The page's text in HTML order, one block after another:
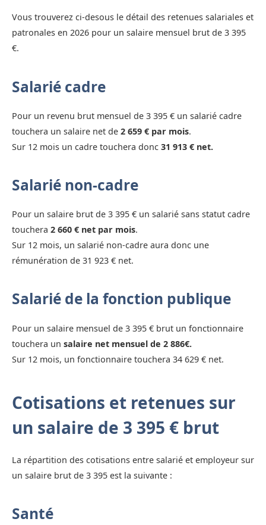
Vous trouverez ci-desous le détail des retenues salariales et
patronales en 2026 pour un salaire mensuel brut de 3 395
€.
Salarié cadre
Pour un revenu brut mensuel de 3 395 € un salarié cadre
touchera un salaire net de 2 659 € par mois.
Sur 12 mois un cadre touchera donc 31 913 € net.
Salarié non-cadre
Pour un salaire brut de 3 395 € un salarié sans statut cadre
touchera 2 660 € net par mois.
Sur 12 mois, un salarié non-cadre aura donc une
rémunération de 31 923 € net.
Salarié de la fonction publique
Pour un salaire mensuel de 3 395 € brut un fonctionnaire
touchera un salaire net mensuel de 2 886€.
Sur 12 mois, un fonctionnaire touchera 34 629 € net.
Cotisations et retenues sur
un salaire de 3 395 € brut
La répartition des cotisations entre salarié et employeur sur
un salaire brut de 3 395 est la suivante :
Santé